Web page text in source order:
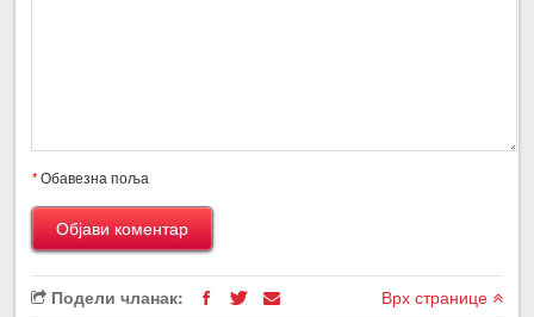
*Обавезна поља
Подели чланак: Врх странице